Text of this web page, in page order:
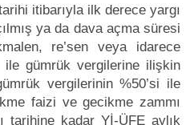
itibarıyla ilk derece yargı
ya da dava açma süresi
re’sen veya idarece
ile gümrük vergilerine ilişkin
vergilerinin %50’si ile
faizi ve gecikme zammı
tarihine kadar Yİ-ÜFE aylık